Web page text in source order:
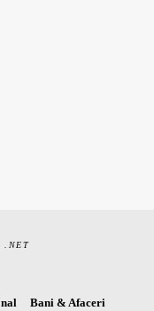
.NET
Bani & Afaceri